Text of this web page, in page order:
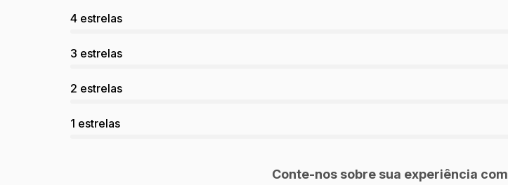
4 estrelas
3 estrelas
2 estrelas
1 estrelas
Conte-nos sobre sua experiência com